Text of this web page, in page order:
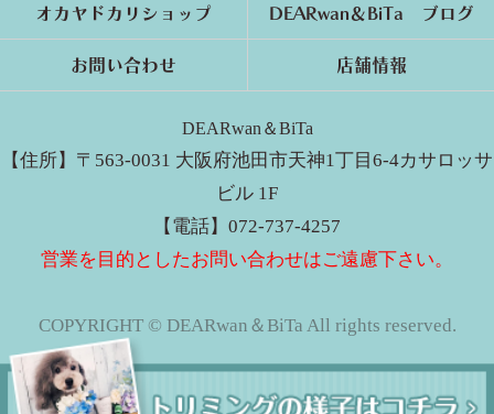
オカヤドカリショップ DEARwan＆BiTa ブログ
お問い合わせ 店舗情報
DEARwan＆BiTa
【住所】〒563-0031 大阪府池田市天神1丁目6-4カサロッサ
ビル 1F
【電話】072-737-4257
営業を目的としたお問い合わせはご遠慮下さい。
COPYRIGHT © DEARwan＆BiTa All rights reserved.